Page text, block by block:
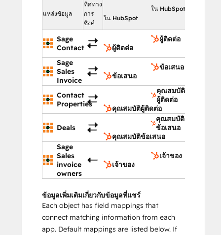
แหล่งข้อมูล
ทิศทาง
การ
ซิงค์
ใน HubSpot
ใน HubSpot
Sage
Contact
ผู้ติดต่อ
ผู้ติดต่อ
Sage
Sales
Invoice
ข้อเสนอ
ข้อเสนอ
Contact
Properties
คุณสมบัติ
ผู้ติดต่อ
คุณสมบัติผู้ติดต่อ
Deals
คุณสมบัติ
ข้อเสนอ
คุณสมบัติข้อเสนอ
Sage
Sales
invoice
owners
เจ้าของ
เจ้าของ
ข้อมูลเพิ่มเติมเกี่ยวกับข้อมูลที่แชร์
Each object has field mappings that
connect matching information from each
app. Default mappings are listed below. If